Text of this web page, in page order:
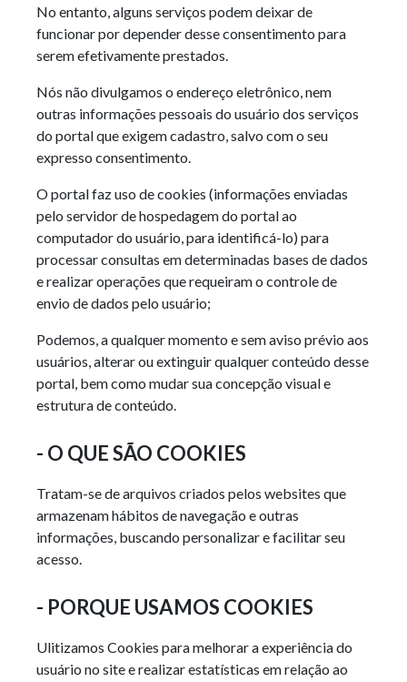
No entanto, alguns serviços podem deixar de
funcionar por depender desse consentimento para
serem efetivamente prestados.
Nós não divulgamos o endereço eletrônico, nem
outras informações pessoais do usuário dos serviços
do portal que exigem cadastro, salvo com o seu
expresso consentimento.
O portal faz uso de cookies (informações enviadas
pelo servidor de hospedagem do portal ao
computador do usuário, para identificá-lo) para
processar consultas em determinadas bases de dados
e realizar operações que requeiram o controle de
envio de dados pelo usuário;
Podemos, a qualquer momento e sem aviso prévio aos
usuários, alterar ou extinguir qualquer conteúdo desse
portal, bem como mudar sua concepção visual e
estrutura de conteúdo.
- O QUE SÃO COOKIES
Tratam-se de arquivos criados pelos websites que
armazenam hábitos de navegação e outras
informações, buscando personalizar e facilitar seu
acesso.
- PORQUE USAMOS COOKIES
Ulitizamos Cookies para melhorar a experiência do
usuário no site e realizar estatísticas em relação ao